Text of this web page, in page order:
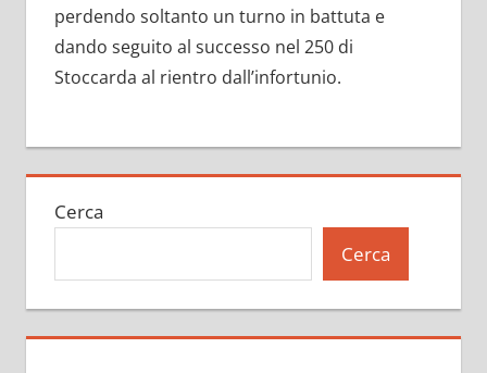
perdendo soltanto un turno in battuta e
dando seguito al successo nel 250 di
Stoccarda al rientro dall’infortunio.
Cerca
Cerca